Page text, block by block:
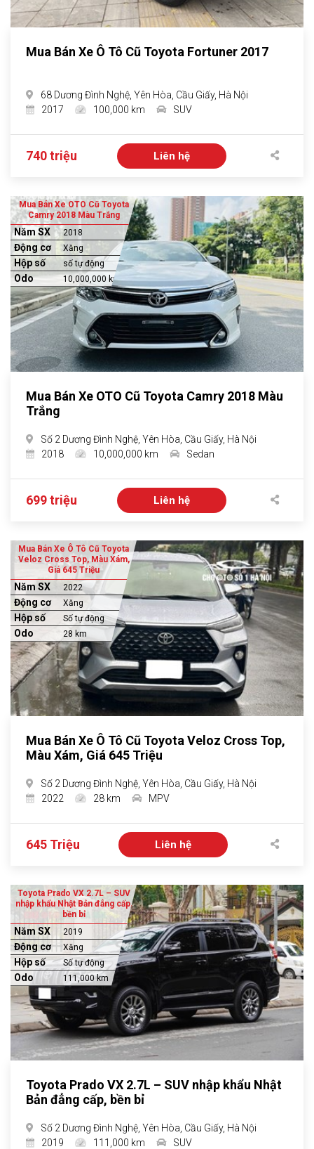
Mua Bán Xe Ô Tô Cũ Toyota Fortuner 2017
68 Dương Đình Nghệ, Yên Hòa, Cầu Giấy, Hà Nội
2017
100,000 km SUV
740 triệu Liên hệ
Mua Bán Xe OTO Cũ Toyota
Camry 2018 Màu Trắng
Năm SX 2018
Động cơ Xăng
Hộp số số tự động
Odo 10,000,000 km
Mua Bán Xe OTO Cũ Toyota Camry 2018 Màu
Trắng
Số 2 Dương Đình Nghệ, Yên Hòa, Cầu Giấy, Hà Nội
2018
10,000,000 km Sedan
699 triệu Liên hệ
Mua Bán Xe Ô Tô Cũ Toyota
Veloz Cross Top, Màu Xám,
Giá 645 Triệu
Năm SX 2022
Động cơ Xăng
Hộp số Số tự động
Odo 28 km
Mua Bán Xe Ô Tô Cũ Toyota Veloz Cross Top,
Màu Xám, Giá 645 Triệu
Số 2 Dương Đình Nghệ, Yên Hòa, Cầu Giấy, Hà Nội
2022
28 km MPV
645 Triệu Liên hệ
Toyota Prado VX 2.7L – SUV
nhập khẩu Nhật Bản đẳng cấp,
bền bỉ
Năm SX 2019
Động cơ Xăng
Hộp số Số tự động
Odo 111,000 km
Toyota Prado VX 2.7L – SUV nhập khẩu Nhật
Bản đẳng cấp, bền bỉ
Số 2 Dương Đình Nghệ, Yên Hòa, Cầu Giấy, Hà Nội
2019
111,000 km SUV